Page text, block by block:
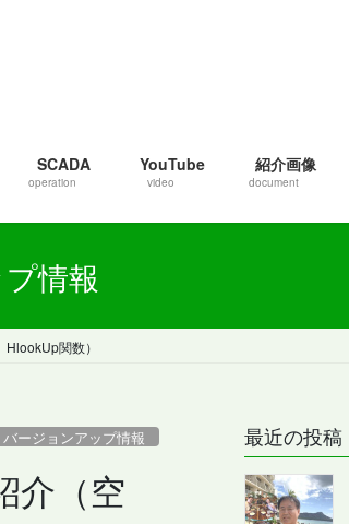
SCADA
operation
YouTube
video
紹介画像
document
情報
関数）
バージョンアップ情報
介（空
最近の投稿